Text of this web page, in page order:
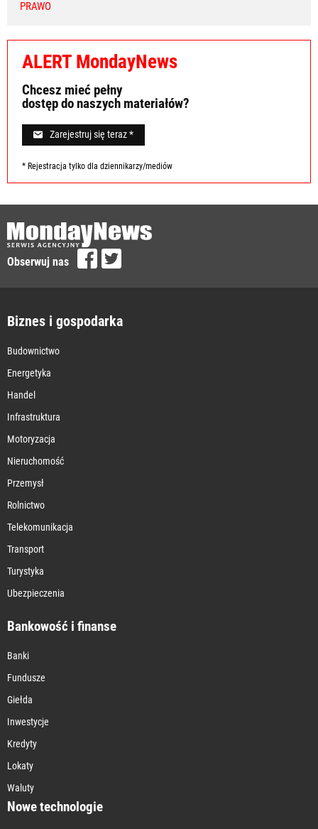
PRAWO
ALERT MondayNews
Chcesz mieć pełny
dostęp do naszych materiałów?
Zarejestruj się teraz *
* Rejestracja tylko dla dziennikarzy/mediów
Obserwuj nas
Biznes i gospodarka
Budownictwo
Energetyka
Handel
Infrastruktura
Motoryzacja
Nieruchomość
Przemysł
Rolnictwo
Telekomunikacja
Transport
Turystyka
Ubezpieczenia
Bankowość i finanse
Banki
Fundusze
Giełda
Inwestycje
Kredyty
Lokaty
Waluty
Nowe technologie